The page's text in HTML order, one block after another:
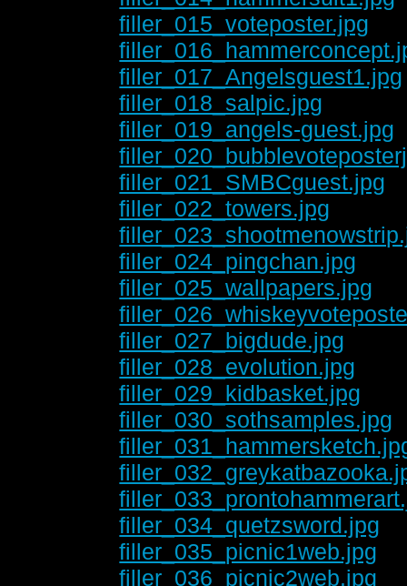
filler_015_voteposter.jpg
filler_017_Angelsguest1.jpg
filler_018_salpic.jpg
filler_019_angels-guest.jpg
filler_021_SMBCguest.jpg
filler_022_towers.jpg
filler_024_pingchan.jpg
filler_025_wallpapers.jpg
filler_027_bigdude.jpg
filler_028_evolution.jpg
filler_029_kidbasket.jpg
filler_030_sothsamples.jpg
filler_034_quetzsword.jpg
filler_035_picnic1web.jpg
filler_036_picnic2web.jpg